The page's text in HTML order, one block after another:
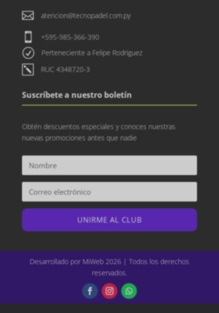
 atencion@tecnopadel.com.py
 +595-985-366-390
R Perteneciente a Felipe Rodriguez
k RUC 4348720-3
Suscríbete a nuestro boletín
Obtén descuentos especiales y conoces nuestras
nuevas promociones antes que nadie
UNIRME AL CLUB
Desarrollado por MiWeb 2026 | Todos los derechos
reservados.